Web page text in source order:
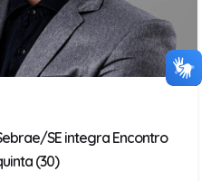
SE integra Encontro
(30)